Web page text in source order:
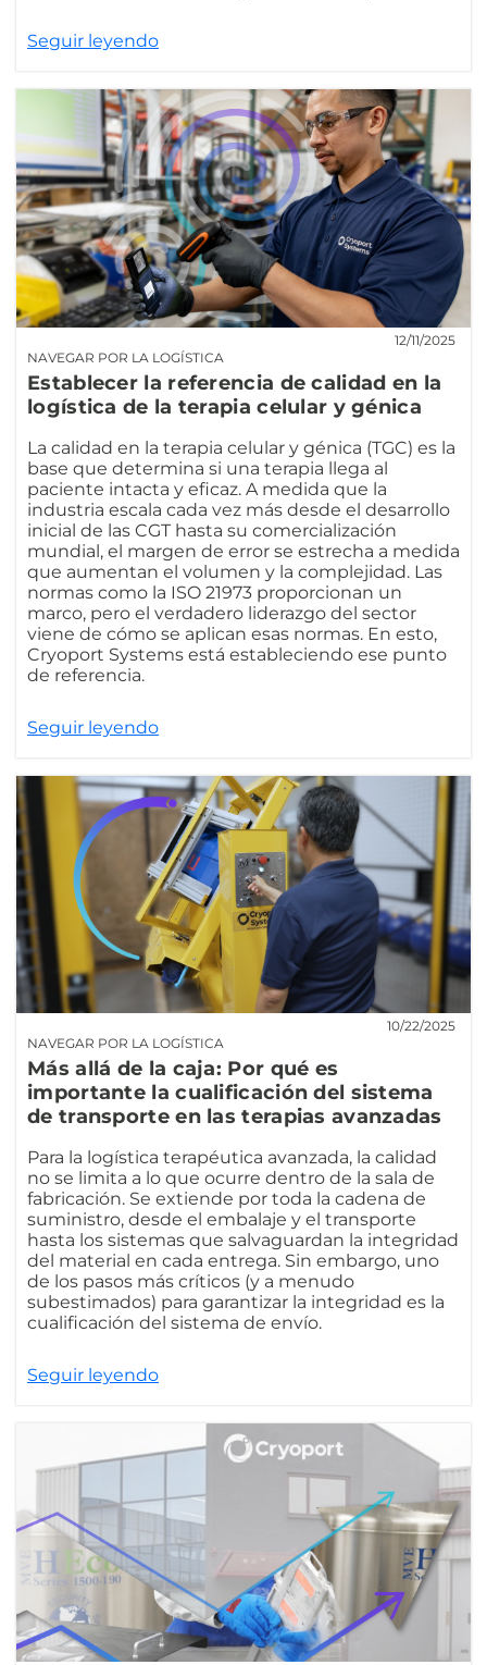
Seguir leyendo
NAVEGAR POR LA LOGÍSTICA
12/11/2025
Establecer la referencia de calidad en la
logística de la terapia celular y génica
La calidad en la terapia celular y génica (TGC) es la
base que determina si una terapia llega al
paciente intacta y eficaz. A medida que la
industria escala cada vez más desde el desarrollo
inicial de las CGT hasta su comercialización
mundial, el margen de error se estrecha a medida
que aumentan el volumen y la complejidad. Las
normas como la ISO 21973 proporcionan un
marco, pero el verdadero liderazgo del sector
viene de cómo se aplican esas normas. En esto,
Cryoport Systems está estableciendo ese punto
de referencia.
Seguir leyendo
NAVEGAR POR LA LOGÍSTICA
10/22/2025
Más allá de la caja: Por qué es
importante la cualificación del sistema
de transporte en las terapias avanzadas
Para la logística terapéutica avanzada, la calidad
no se limita a lo que ocurre dentro de la sala de
fabricación. Se extiende por toda la cadena de
suministro, desde el embalaje y el transporte
hasta los sistemas que salvaguardan la integridad
del material en cada entrega. Sin embargo, uno
de los pasos más críticos (y a menudo
subestimados) para garantizar la integridad es la
cualificación del sistema de envío.
Seguir leyendo